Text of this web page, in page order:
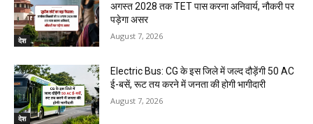
देश
अगस्त 2028 तक TET पास करना अनिवार्य, नौकरी पर
पड़ेगा असर
August 7, 2026
देश
Electric Bus: CG के इस जिले में जल्द दौड़ेंगी 50 AC
ई-बसें, रूट तय करने में जनता की होगी भागीदारी
August 7, 2026